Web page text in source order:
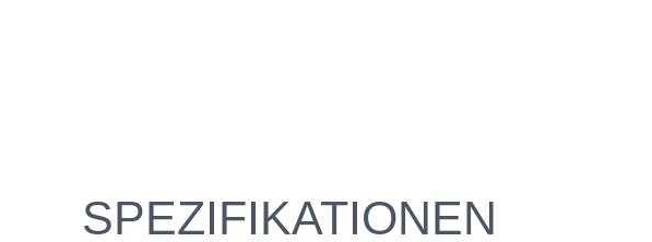
SPEZIFIKATIONEN